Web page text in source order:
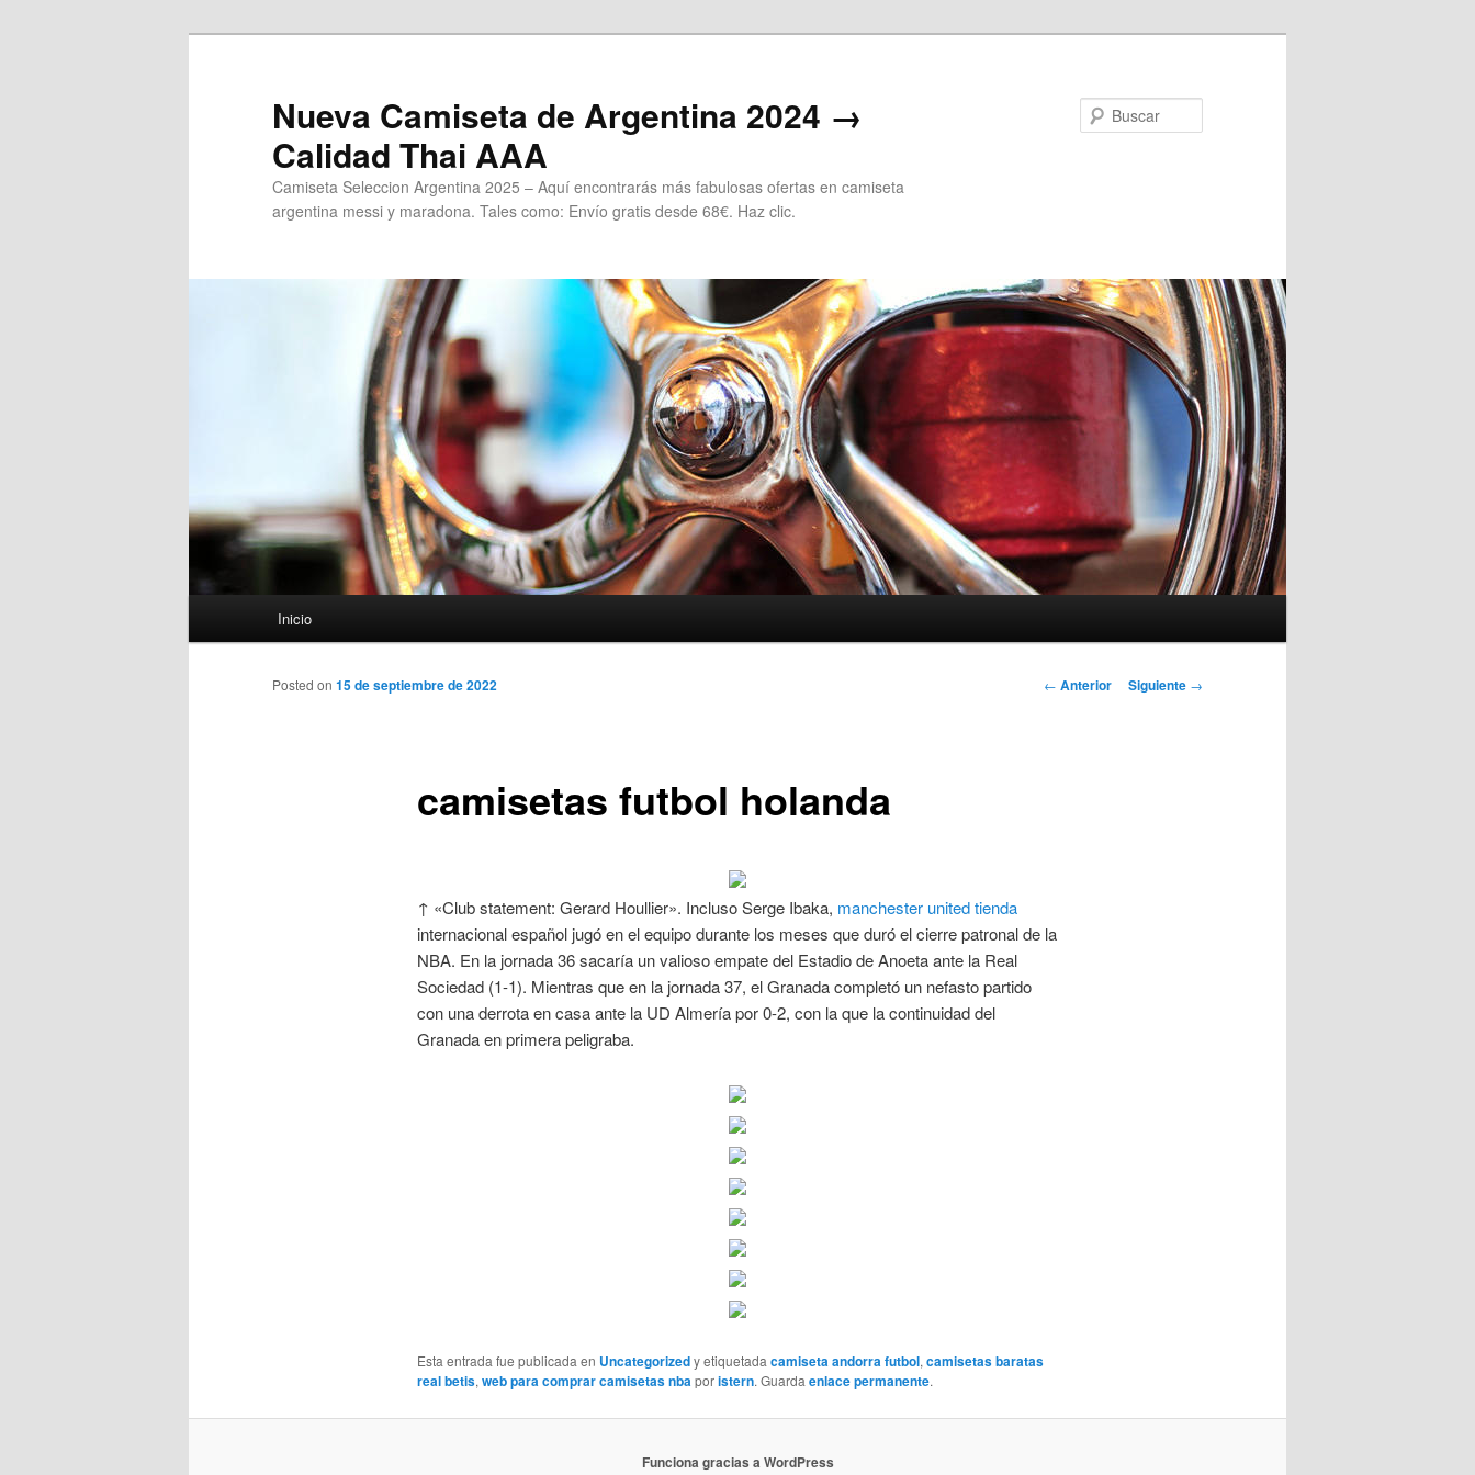
Nueva Camiseta de Argentina 2024 →
Calidad Thai AAA
Camiseta Seleccion Argentina 2025 – Aquí encontrarás más fabulosas ofertas en camiseta
argentina messi y maradona. Tales como: Envío gratis desde 68€. Haz clic.
Inicio
Navegación
← Anterior Siguiente →
camisetas futbol holanda
Posted on 15 de septiembre de 2022
↑ «Club statement: Gerard Houllier». Incluso Serge Ibaka, manchester united tienda
internacional español jugó en el equipo durante los meses que duró el cierre patronal de la
NBA. En la jornada 36 sacaría un valioso empate del Estadio de Anoeta ante la Real
Sociedad (1-1). Mientras que en la jornada 37, el Granada completó un nefasto partido
con una derrota en casa ante la UD Almería por 0-2, con la que la continuidad del
Granada en primera peligraba.
Esta entrada fue publicada en Uncategorizedy etiquetadacamiseta andorra futbol,camisetas baratas
real betis,web para comprar camisetas nbaporistern. Guardaenlace permanente.
Funciona gracias a WordPress